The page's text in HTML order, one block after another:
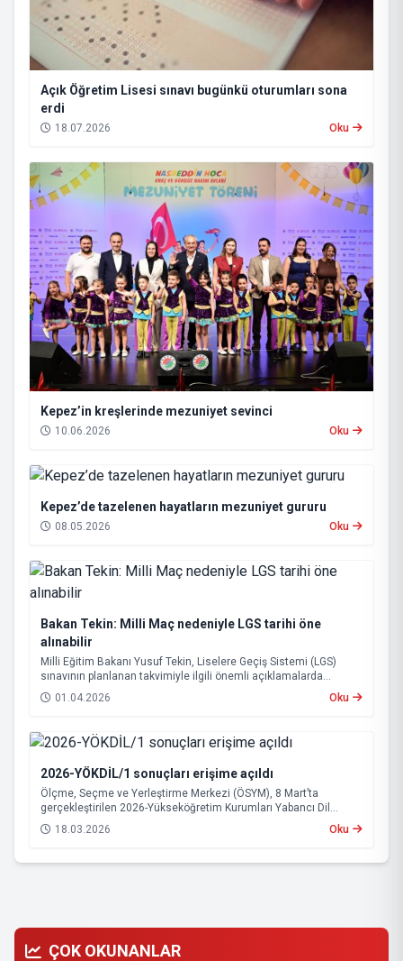
Açık Öğretim Lisesi sınavı bugünkü oturumları sona
erdi
18.07.2026 Oku
Kepez’in kreşlerinde mezuniyet sevinci
10.06.2026 Oku
Kepez’de tazelenen hayatların mezuniyet gururu
08.05.2026 Oku
Bakan Tekin: Milli Maç nedeniyle LGS tarihi öne
alınabilir
Milli Eğitim Bakanı Yusuf Tekin, Liselere Geçiş Sistemi (LGS)
sınavının planlanan takvimiyle ilgili önemli açıklamalarda
bulundu.
01.04.2026 Oku
2026-YÖKDİL/1 sonuçları erişime açıldı
Ölçme, Seçme ve Yerleştirme Merkezi (ÖSYM), 8 Mart’ta
gerçekleştirilen 2026-Yükseköğretim Kurumları Yabancı Dil
Sınavı’nın (2026-YÖKDİL/1) sonuçlarını duyurdu.
18.03.2026 Oku
ÇOK OKUNANLAR